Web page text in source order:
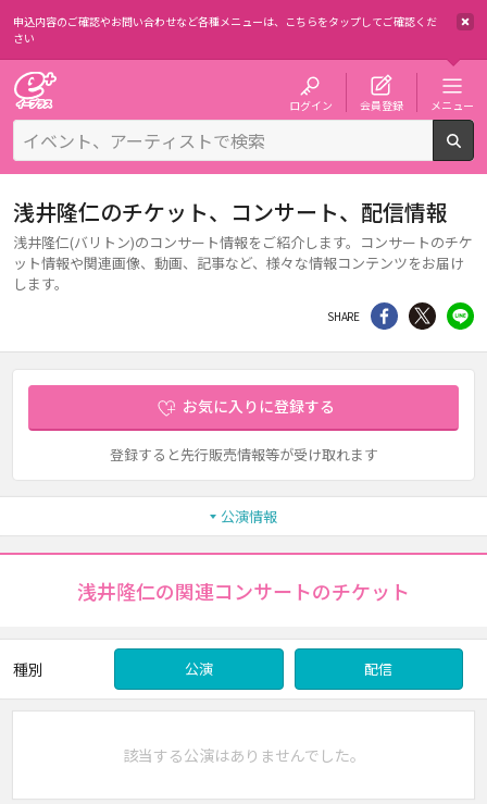
申込内容のご確認やお問い合わせなど各種メニューは、 こちらをタップしてご確認くだ
さい
ログイン 会員登録 メニュー
浅井隆仁のチケット、コンサート、配信情報
浅井隆仁(バリトン)のコンサート情報をご紹介します。コンサートのチケ
ット情報や関連画像、動画、記事など、様々な情報コンテンツをお届け
します。
SHARE シェア Twitter
お気に入りに登録する
登録すると先行販売情報等が受け取れます
公演情報
浅井隆仁の関連コンサートのチケット
種別 公演 配信
該当する公演はありませんでした。